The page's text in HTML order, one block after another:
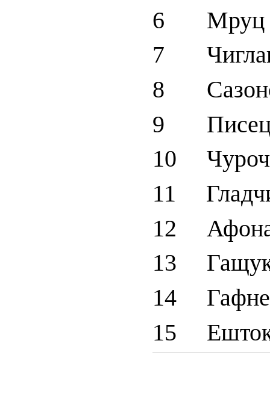
6 Мруц
7
8
9
10
11
12
13
14
15